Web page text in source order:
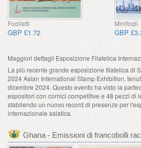
Foglietti
GBP £1.72
Minifogli
GBP
Maggiori dettagli Esposizione Filatelica
La più recente grande esposizione filatelica di
2024 Asian International Stamp Exhibition,
dicembre 2024. Questo evento ha visto la
espositori con cornici competitive e 48 pezzi di
stabilendo un nuovo record di presenze per
internazionale asiatica.
Ghana - Emissioni di francobolli